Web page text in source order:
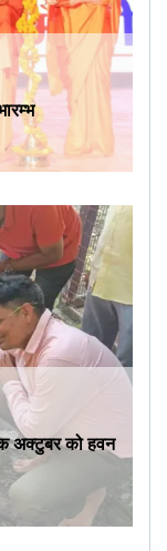
अक्टुबर को हवन